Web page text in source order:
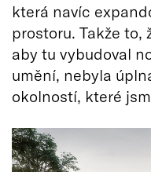
která navíc
prostoru. Takže to,
aby tu vybudoval
umění, nebyla
okolností, které